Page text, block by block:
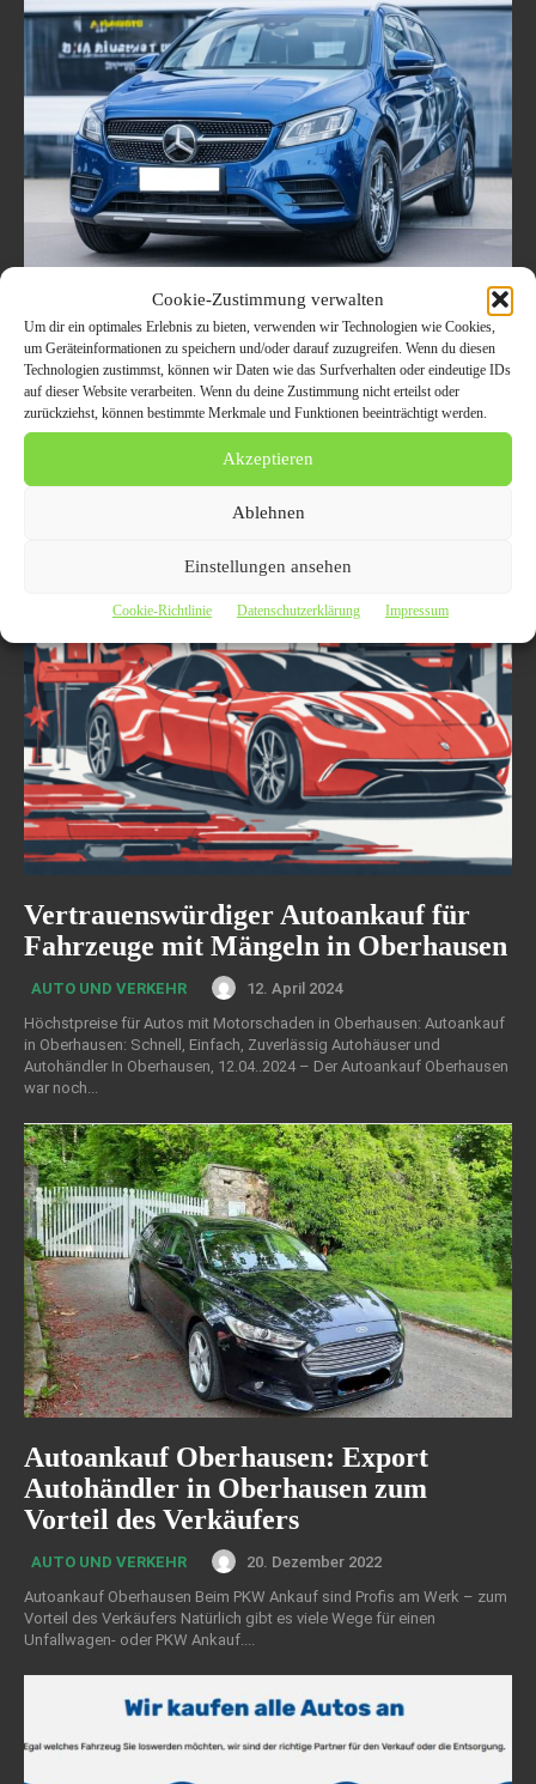
Cookie-Zustimmung verwalten
Um dir ein optimales Erlebnis zu bieten, verwenden wir Technologien wie Cookies,
um Geräteinformationen zu speichern und/oder darauf zuzugreifen. Wenn du diesen
Technologien zustimmst, können wir Daten wie das Surfverhalten oder eindeutige IDs
auf dieser Website verarbeiten. Wenn du deine Zustimmung nicht erteilst oder
zurückziehst, können bestimmte Merkmale und Funktionen beeinträchtigt werden.
Akzeptieren
Ablehnen
Einstellungen ansehen
Cookie-Richtlinie Datenschutzerklärung Impressum
Schnelligkeit und Transparenz:
Gebrauchtwagenankauf in Oberhausen
leicht gemacht
AUTO / VERKEHR
Wenn es um den Verkauf Ihres Fahrzeugs geht, sind Schnelligkeit und
Transparenz wichtige Faktoren. Der Gebrauchtwagenankauf in
Oberhausen ermöglicht es Ihnen, Ihr Auto innerhalb kürzester Zeit
erfolgreich zu verkaufen. Mit einer unverbindlichen Online-Bewertung
Vertrauenswürdiger Autoankauf für
Fahrzeuge mit Mängeln in Oberhausen
AUTO UND VERKEHR
12. April 2024
Höchstpreise für Autos mit Motorschaden in Oberhausen: Autoankauf
in Oberhausen: Schnell, Einfach, Zuverlässig Autohäuser und
Autohändler In Oberhausen, 12.04..2024 – Der Autoankauf Oberhausen
war noch...
Autoankauf Oberhausen: Export
Autohändler in Oberhausen zum
Vorteil des Verkäufers
AUTO UND VERKEHR
20. Dezember 2022
Autoankauf Oberhausen Beim PKW Ankauf sind Profis am Werk – zum
Vorteil des Verkäufers Natürlich gibt es viele Wege für einen
Unfallwagen- oder PKW Ankauf....